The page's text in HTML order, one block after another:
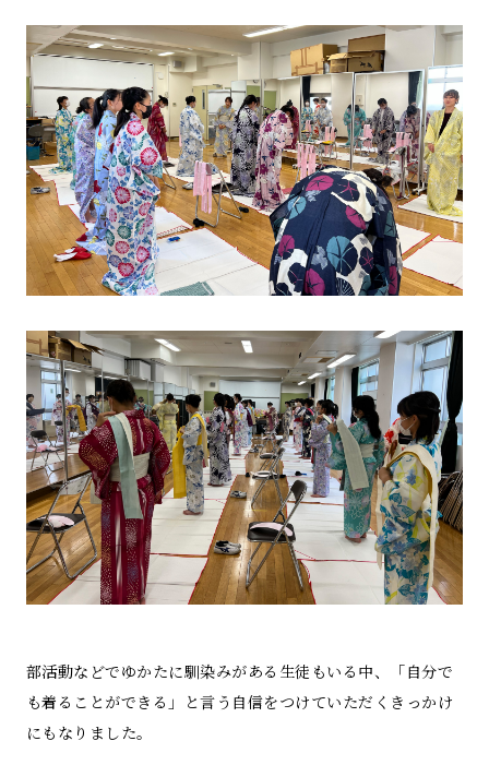
部活動などでゆかたに馴染みがある生徒もいる中、「自分で
も着ることができる」と言う自信をつけていただくきっかけ
にもなりました。